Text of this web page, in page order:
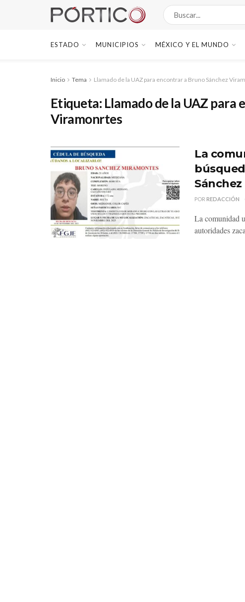
ESTADO MUNICIPIOS MÉXICO Y EL MUNDO
Inicio Tema Llamado de la UAZ para encontrar a Bruno Sánchez
Etiqueta: Llamado de la UAZ para
Viramonrtes
La
POR REDACCIÓN
La comunidad
autoridades